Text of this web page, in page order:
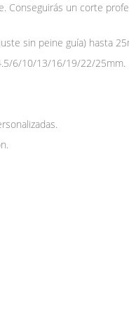
Conseguirás un corte
sin peine guía) hasta
6/10/13/16/19/22/25mm.